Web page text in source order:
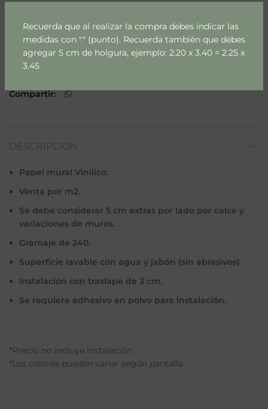
Recuerda que al realizar la compra debes indicar las
medidas con "." (punto). Recuerda también que debes
agregar 5 cm de holgura, ejemplo: 2.20 x 3.40 = 2.25 x
3.45
69-1-1-1-1-1-1-1-2-1-1-1-1-1-1-1-1-1-1-1-1-1-1-1-1-1-1-1-1-1-1-1-1-1-1-1-1-1-1-1-
1-1-1-1-1-1-1-1-1-1-1
Categoría: Niños & Niñas
Compartir
DESCRIPCIÓN
Papel mural Vinilico.
Venta por m2.
Se debe considerar 5 cm extras por lado por calce y
variaciones de muros.
Gramaje de 240.
Superficie lavable con agua y jabón (sin abrasivos)
Instalación con traslape de 3 cm.
Se requiere adhesivo en polvo para instalación.
*Precio no incluye instalación
*Los colores pueden variar según pantalla